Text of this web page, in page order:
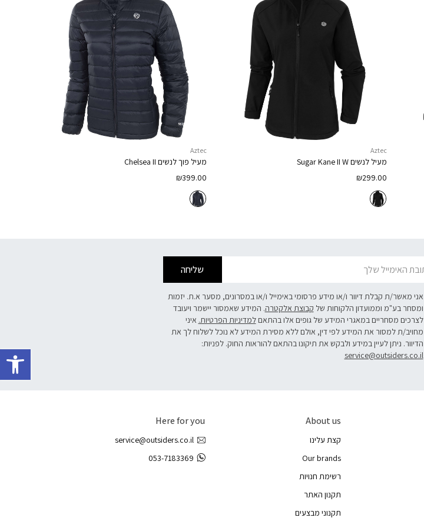
Aztec
מעיל לנשיםSugar Kane II W
₪299.00
Aztec
מעיל פוך לנשים Chelsea II
₪399.00
שליחה
אני מאשר/ת קבלת דיוור ו/או מידע פרסומי באימייל ו/או במסרונים, מסער א.ת. יזמות
ומסחר בע"מ וממועדון הלקוחות של קבוצת אלקטרה. המידע שאמסור יישמר ויעובד
לצרכים מסחריים במאגרי המידע של גופים אלו בהתאםלמדיניות הפרטיות. איני
מחויב/ת למסור את המידע לפי דין, אולם ללא מסירת המידע לא נוכל לשלוח לך את
הדיוור. ניתן לעיין במידע ולבקש את תיקונו בהתאם להוראות החוק. לפניות:
service@outsiders.co.il
About us
קצת עלינו
Our brands
רשימת חנויות
תקנון האתר
תקנוני מבצעים
Here for you
service@outsiders.co.il
053-7183369